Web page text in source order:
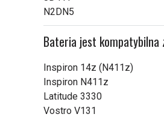
N2DN5
Bateria jest kompatybilna
Inspiron 14z (N411z)
Inspiron N411z
Latitude 3330
Vostro V131